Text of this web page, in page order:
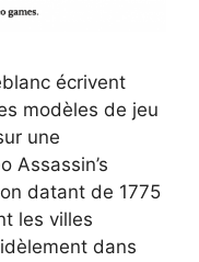
écrivent
modèles de jeu
une
Assassin’s
datant de 1775
les villes
dans